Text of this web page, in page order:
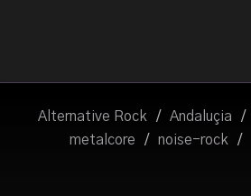
Alternative Rock / Andaluçia /
metalcore
/ noise-rock /